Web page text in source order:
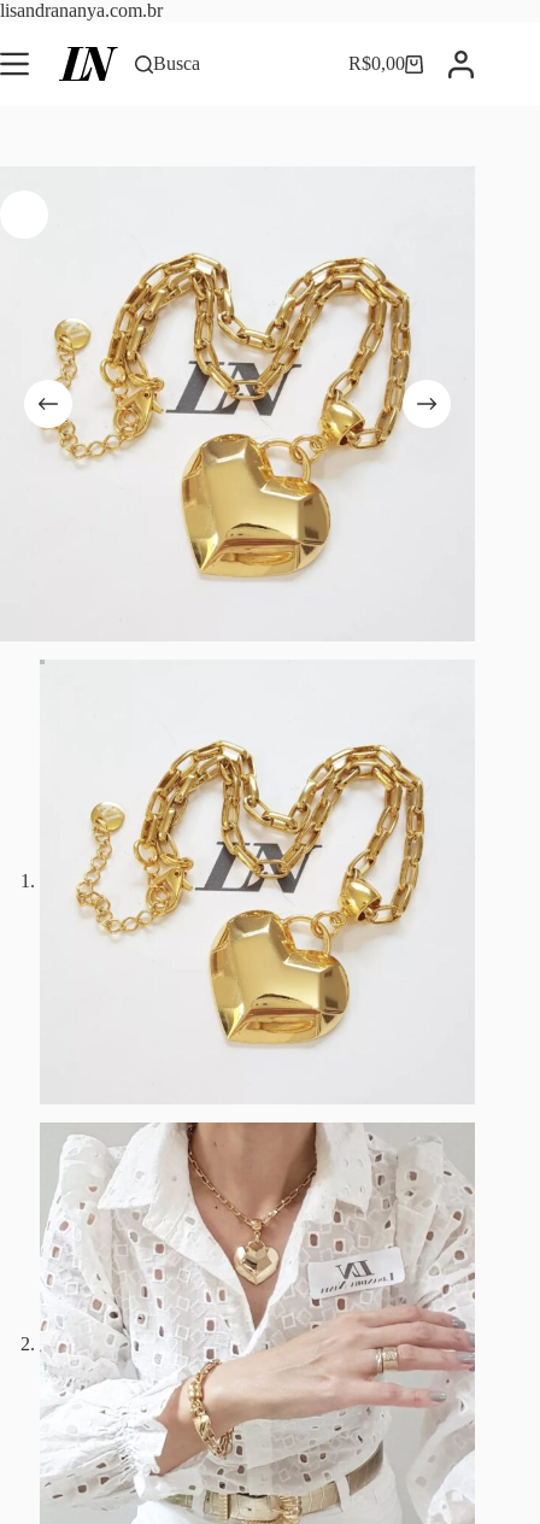
lisandrananya.com.brPular
o
conteúdo
Busca Carrinho
R$0,00